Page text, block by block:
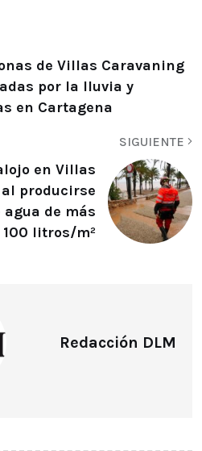
de Villas Caravaning
por la lluvia y
en Cartagena
SIGUIENTE
en Villas
producirse
de más
100 litros/m²
Redacción DLM